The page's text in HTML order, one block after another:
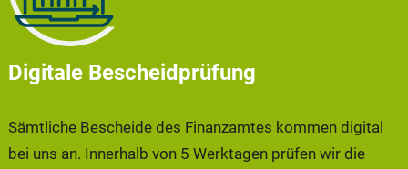
Digitale Bescheidprüfung
Sämtliche Bescheide des Finanzamtes kommen digital
bei uns an. Innerhalb von 5 Werktagen prüfen wir die